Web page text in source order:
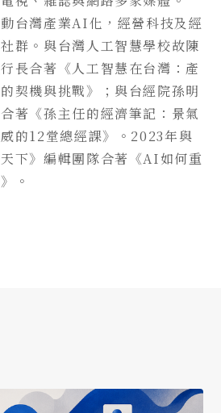
台灣產業AI化，經營科技及經
群。與台灣人工智慧學校故陳
長合著《人工智慧在台灣：產
契機與挑戰》；與台經院孫明
著《孫主任的經濟筆記：景氣
的12堂總經課》。2023年與
天下》編輯團隊合著《AI如何重
。